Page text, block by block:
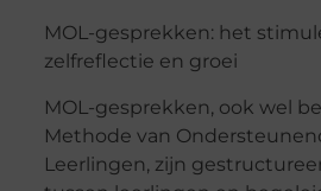
MOL-gesprekken: het
zelfreflectie en groei
MOL-gesprekken, ook wel
Methode van
Leerlingen, zijn